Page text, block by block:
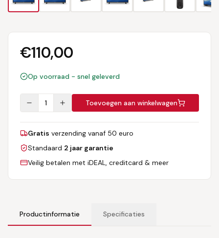
€110,00
Op voorraad - snel geleverd
1 Toevoegen aan winkelwagen
Gratis verzending vanaf 50 euro
Standaard 2 jaar garantie
Veilig betalen met iDEAL, creditcard & meer
Productinformatie Specificaties